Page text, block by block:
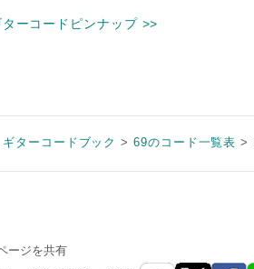
ターコードピンナップ >>
ギターコードブック 69のコード一覧表
ージを共有